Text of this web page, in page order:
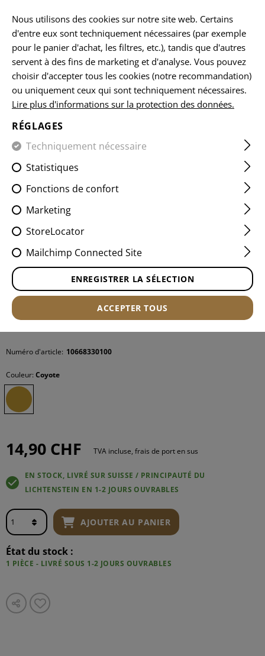
ACCUEIL EQUIPEMENTS SANGLES POUR ARMES
FRONT END KIT MASH HOOK
Numéro d'article: 10668330100
Couleur: Coyote
14,90 CHF TVA incluse, frais de port en sus
EN STOCK, LIVRÉ SUR SUISSE / PRINCIPAUTÉ DU
LICHTENSTEIN EN 1-2 JOURS OUVRABLES
AJOUTER AU PANIER
État du stock :
1 PIÈCE - LIVRÉ SOUS 1-2 JOURS OUVRABLES
Nous utilisons des cookies sur notre site web. Certains
d'entre eux sont techniquement nécessaires (par exemple
pour le panier d'achat, les filtres, etc.), tandis que d'autres
servent à des fins de marketing et d'analyse. Vous pouvez
choisir d'accepter tous les cookies (notre recommandation)
ou uniquement ceux qui sont techniquement nécessaires.
Lire plus d'informations sur la protection des données.
RÉGLAGES
Techniquement nécessaire
Statistiques
Fonctions de confort
Marketing
StoreLocator
Mailchimp Connected Site
ENREGISTRER LA SÉLECTION
ACCEPTER TOUS